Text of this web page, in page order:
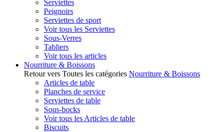
Serviettes
Peignoirs
Serviettes de sport
Voir tous les Serviettes
Sous-Verres
Tabliers
Voir tous les articles
Nourriture & Boissons
Retour vers Toutes les catégories Nourriture & Boissons
Articles de table
Planches de service
Serviettes de table
Sous-bocks
Voir tous les Articles de table
Biscuits